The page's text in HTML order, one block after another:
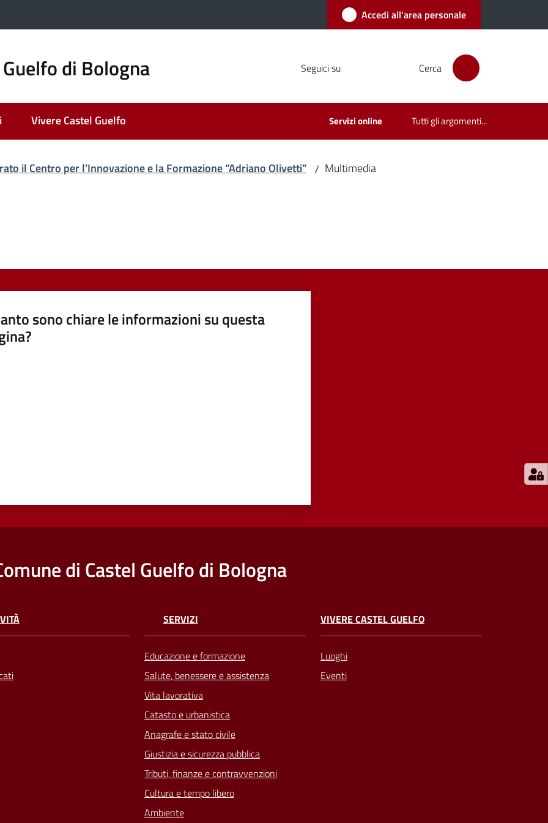
Accedi all'area personale
di Bologna Seguici su Cerca
Vivere Castel Guelfo Servizi online Tutti gli argomenti...
il Centro per l’Innovazione e la Formazione “Adriano Olivetti” / Multimedia
sono chiare le informazioni su questa
di Castel Guelfo di Bologna
SERVIZI
Educazione e formazione
Salute, benessere e assistenza
Vita lavorativa
Catasto e urbanistica
Anagrafe e stato civile
Giustizia e sicurezza pubblica
Tributi, finanze e contravvenzioni
Cultura e tempo libero
Ambiente
VIVERE CASTEL GUELFO
Luoghi
Eventi